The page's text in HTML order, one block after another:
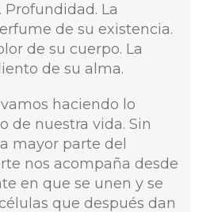
La
de su existencia.
de su cuerpo. La
de su alma.
haciendo lo
de nuestra vida. Sin
mayor parte del
nos acompaña desde
en que se unen y se
que después dan